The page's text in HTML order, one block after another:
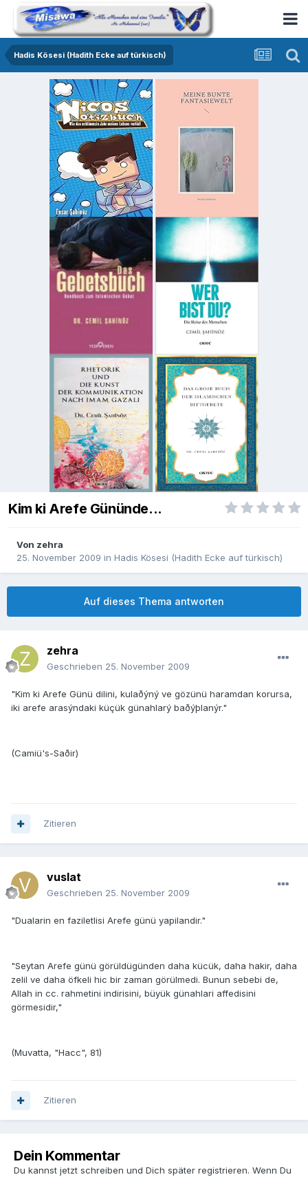
Hadis Kösesi (Hadith Ecke auf türkisch)
Kim ki Arefe Gününde...
Von zehra
25. November 2009 in Hadis Kösesi (Hadith Ecke auf türkisch)
Auf dieses Thema antworten
zehra
Geschrieben 25. November 2009
"Kim ki Arefe Günü dilini, kulaðýný ve gözünü haramdan korursa,
iki arefe arasýndaki küçük günahlarý baðýþlanýr."
(Camiü's-Saðir)
Zitieren
vuslat
Geschrieben 25. November 2009
"Dualarin en faziletlisi Arefe günü yapilandir."
"Seytan Arefe günü görüldügünden daha kücük, daha hakir, daha
zelil ve daha öfkeli hic bir zaman görülmedi. Bunun sebebi de,
Allah in cc. rahmetini indirisini, büyük günahlari affedisini
görmesidir,"
(Muvatta, "Hacc", 81)
Zitieren
Dein Kommentar
Du kannst jetzt schreiben und Dich später registrieren. Wenn Du